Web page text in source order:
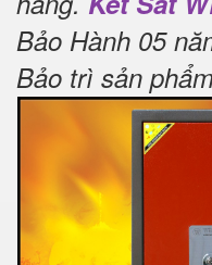
Bảo Hành 05
Bảo trì sản